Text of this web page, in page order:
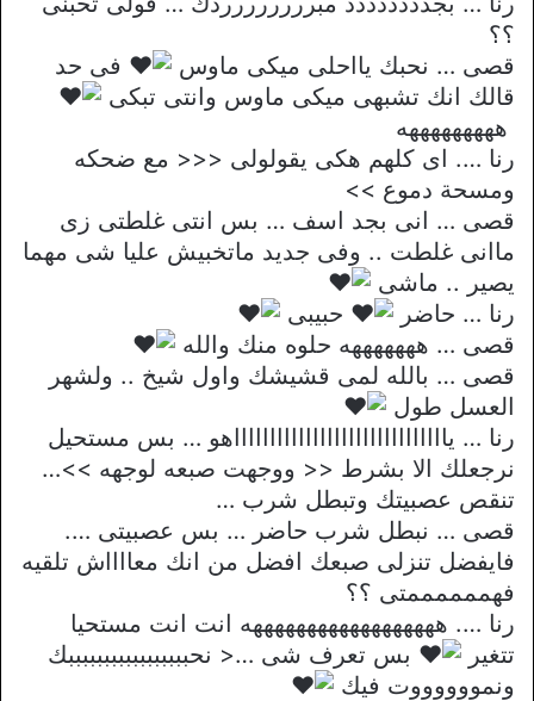
؟؟
قصى … نحبك يااحلى ميكى ماوس
فى حد
قالك انك تشبهى ميكى ماوس وانتى تبكى
هههههههههه
رنا …. اى كلهم هكى يقولولى <<< مع ضحكه
ومسحة دموع >>
قصى … انى بجد اسف … بس انتى غلطتى زى
ماانى غلطت .. وفى جديد ماتخبيش عليا شى مهما
يصير .. ماشى
رنا … حاضر
حبيبى
قصى … هههههههه حلوه منك والله
قصى … بالله لمى قشيشك واول شيخ .. ولشهر
العسل طول
رنا … يااااااااااااااااااااااااااااااهو … بس مستحيل
نرجعلك الا بشرط << ووجهت صبعه لوجهه >>…
تنقص عصبيتك وتبطل شرب …
قصى … نبطل شرب حاضر … بس عصبيتى ….
فايفضل تنزلى صبعك افضل من انك معااااش تلقيه
فهممممممتى ؟؟
رنا …. ههههههههههههههههههه انت انت مستحيا
تتغير
بس تعرف شى …< نحبببببببببببببببببك
ونمووووووت فيك